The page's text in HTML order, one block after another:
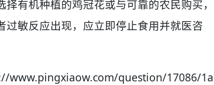
有机种植的鸡冠花或与可靠的农民购买，
敏反应出现，应立即停止食用并就医咨
www.pingxiaow.com/question/17086/1a